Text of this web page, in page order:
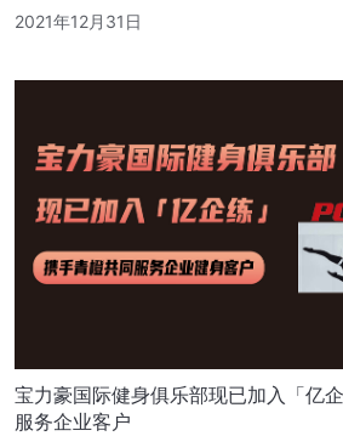
2021年12月31日
宝力豪国际健身俱乐部现已加入「亿
服务企业客户